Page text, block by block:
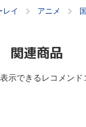
レイ アニメ
関連商品
表示できるレコメン